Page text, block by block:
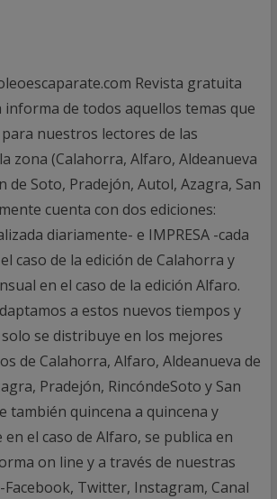
Revista gratuita
informa de todos aquellos temas que
nuestros lectores de las
zona (Calahorra, Alfaro, Aldeanueva
de Soto, Pradejón, Autol, Azagra, San
cuenta con dos ediciones:
diariamente- e IMPRESA -cada
caso de la edición de Calahorra y
en el caso de la edición Alfaro.
a estos nuevos tiempos y
se distribuye en los mejores
de Calahorra, Alfaro, Aldeanueva de
Pradejón, RincóndeSoto y San
también quincena a quincena y
el caso de Alfaro, se publica en
on line y a través de nuestras
Facebook, Twitter, Instagram, Canal